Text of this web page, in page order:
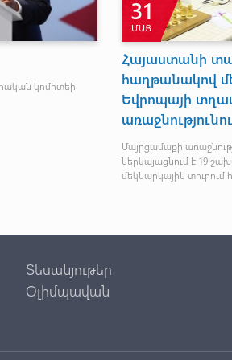
կոմիտեի
31
ՄԱՅ
Հայաստանի
հաղթանակով
Եվրոպայի
Մայրցամաքի
ներկայացնում է 19
մեկնարկային
Տեսանյութեր
Օլիմպավան